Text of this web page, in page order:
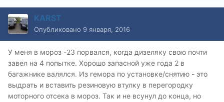
KARST
Опубликовано 9 января, 2016
У меня в мороз -23 порвался, когда дизеляку свою почти
завел на 4 попытке. Хорошо запасной уже года 2 в
багажнике валялся. Из гемора по установке/снятию - это
выдрать и вставить резиновую втулку в перегородку
моторного отсека в мороз. Так и не всунул до конца, но